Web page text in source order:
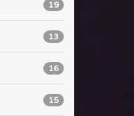
19
13
16
15